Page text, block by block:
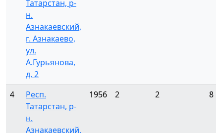
Татарстан, р-
н.
Азнакаевский,
г. Азнакаево,
ул.
А.Гурьянова,
д. 2
4
Респ.
Татарстан, р-
н.
Азнакаевский,
1956 2 2 8